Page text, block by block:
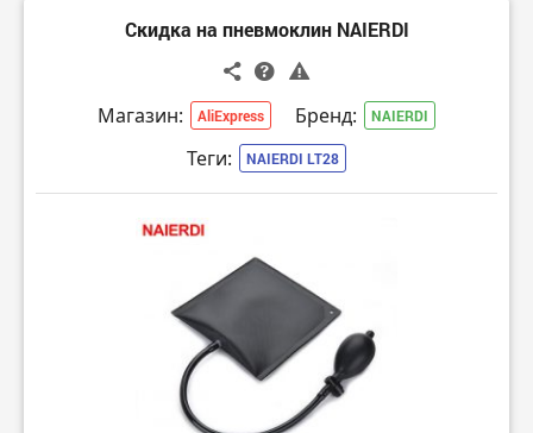
Скидка на пневмоклин NAIERDI
Магазин: AliExpress Бренд: NAIERDI
Теги: NAIERDI LT28